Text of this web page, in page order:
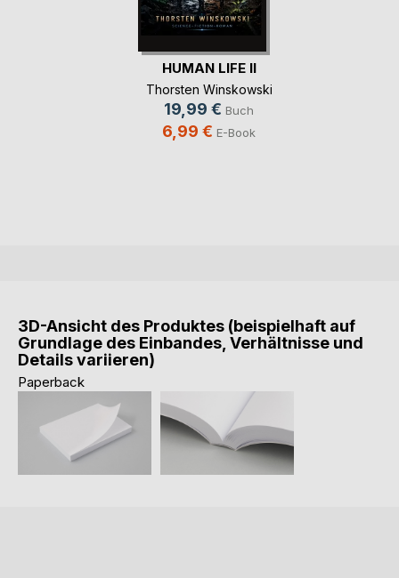
HUMAN LIFE II
Thorsten Winskowski
19,99 € Buch
6,99 € E-Book
3D-Ansicht des Produktes (beispielhaft auf
Grundlage des Einbandes, Verhältnisse und
Details variieren)
Paperback